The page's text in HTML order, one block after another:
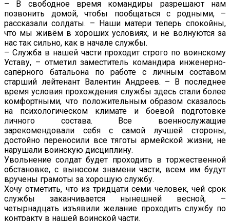
– В свободное время командиры разрешают нам
позвонить домой, чтобы пообщаться с родными, –
рассказали солдаты. – Наши матери теперь спокойны,
что мы живём в хороших условиях, и не волнуются за
нас так сильно, как в начале службы.
– Служба в нашей части проходит строго по воинскому
Уставу, – отметил заместитель командира инженерно-
сапёрного батальона по работе с личным составом
старший лейтенант Валентин Андреев. – В последнее
время условия прохождения службы здесь стали более
комфортными, что положительным образом сказалось
на психологическом климате и боевой подготовке
личного состава. Все военнослужащие
зарекомендовали себя с самой лучшей стороны,
достойно переносили все тяготы армейской жизни, не
нарушали воинскую дисциплину.
Увольнение солдат будет проходить в торжественной
обстановке, с выносом знамени части, всем им будут
вручены грамоты за хорошую службу.
Хочу отметить, что из тридцати семи человек, чей срок
службы заканчивается нынешней весной, –
четырнадцать изъявили желание проходить службу по
контракту в нашей воинской части.